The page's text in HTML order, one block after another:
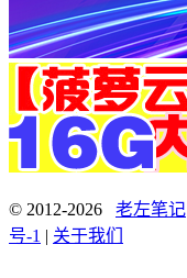
© 2012-2026 老左笔记
号-1 | 关于我们